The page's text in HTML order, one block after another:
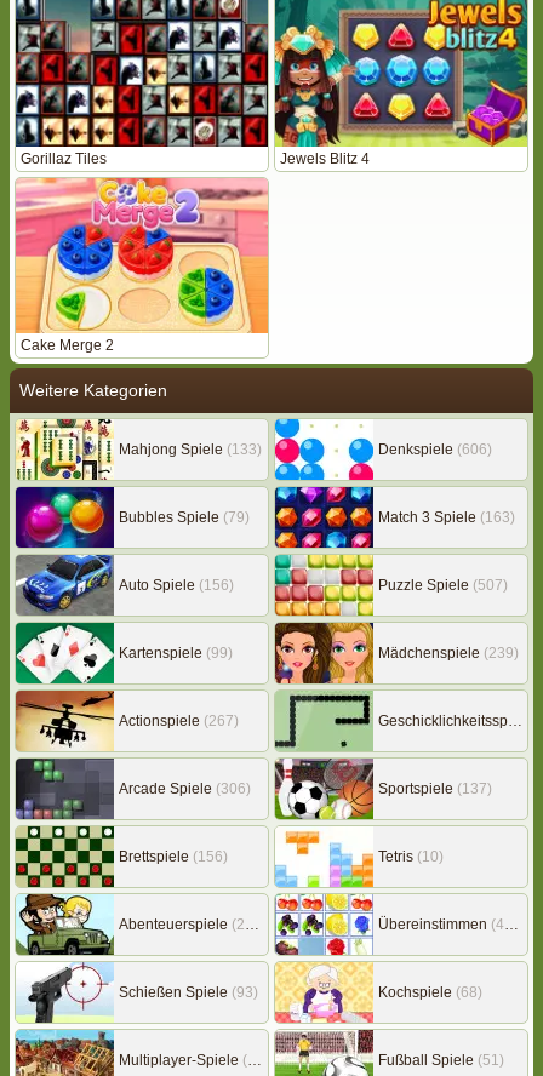
Gorillaz Tiles Jewels Blitz 4
Cake Merge 2
Weitere Kategorien
Mahjong Spiele (133) Denkspiele (606)
Bubbles Spiele (79) Match 3 Spiele (163)
Auto Spiele (156) Puzzle Spiele (507)
Kartenspiele (99) Mädchenspiele (239)
Actionspiele (267) Geschicklichkeitsspiele
Arcade Spiele (306) Sportspiele (137)
Brettspiele (156) Tetris (10)
Abenteuerspiele (217) Übereinstimmen (453)
Schießen Spiele (93) Kochspiele (68)
Multiplayer-Spiele (149) Fußball Spiele (51)